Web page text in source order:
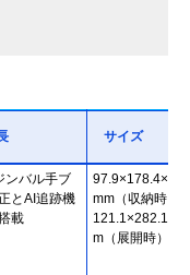
サイズ
ンバル手ブ
とAI追跡機
載
mm（収納時）
m（展開時）